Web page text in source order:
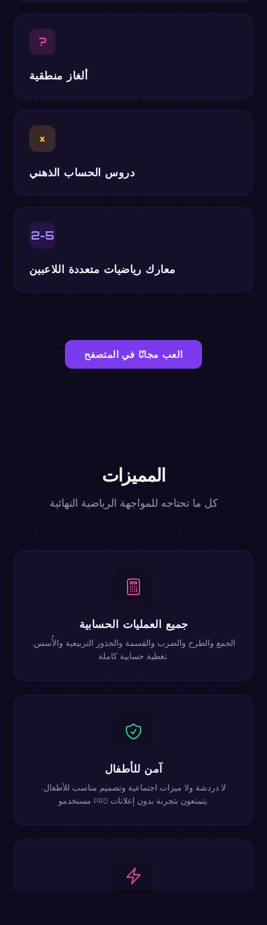
?
ألغاز منطقية
×
دروس الحساب الذهني
2-5
معارك رياضيات متعددة اللاعبين
العب مجانًا في المتصفح
المميزات
كل ما تحتاجه للمواجهة الرياضية النهائية
جميع العمليات الحسابية
الجمع والطرح والضرب والقسمة والجذور التربيعية والأُسس.
تغطية حسابية كاملة.
آمن للأطفال
لا دردشة ولا ميزات اجتماعية وتصميم مناسب للأطفال.
مستخدمو PRO يتمتعون بتجربة بدون إعلانات.